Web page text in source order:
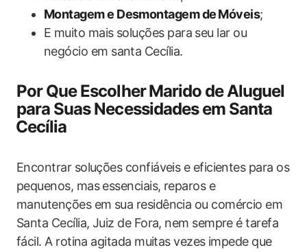
Montagem e Desmontagem de ⁤Móveis;
E muito mais soluções ‌para‍ seu lar ou
negócio em santa Cecília.
Por Que Escolher⁤ Marido de Aluguel
para Suas Necessidades em Santa
⁢Cecília
Encontrar soluções confiáveis e eficientes ‍para os
pequenos, mas essenciais, reparos e
‌manutenções em sua residência ou comércio em⁤
Santa‌ Cecília, Juiz de Fora, nem sempre é tarefa
fácil. A rotina agitada muitas vezes impede que